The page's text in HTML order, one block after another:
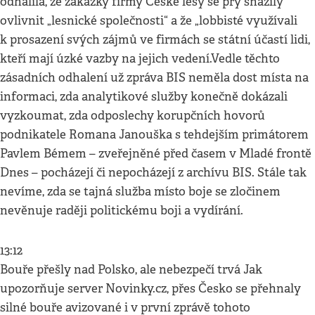
ovlivnit „lesnické společnosti“ a že „lobbisté využívali
k prosazení svých zájmů ve firmách se státní účastí lidi,
kteří mají úzké vazby na jejich vedení.Vedle těchto
zásadních odhalení už zpráva BIS neměla dost místa na
informaci, zda analytikové služby konečně dokázali
vyzkoumat, zda odposlechy korupčních hovorů
podnikatele Romana Janouška s tehdejším primátorem
Pavlem Bémem – zveřejněné před časem v Mladé frontě
Dnes – pocházejí či nepocházejí z archívu BIS. Stále tak
nevíme, zda se tajná služba místo boje se zločinem
nevěnuje raději politickému boji a vydírání.
13:12
Bouře přešly nad Polsko, ale nebezpečí trvá Jak
upozorňuje server Novinky.cz, přes Česko se přehnaly
silné bouře avizované i v první zprávě tohoto